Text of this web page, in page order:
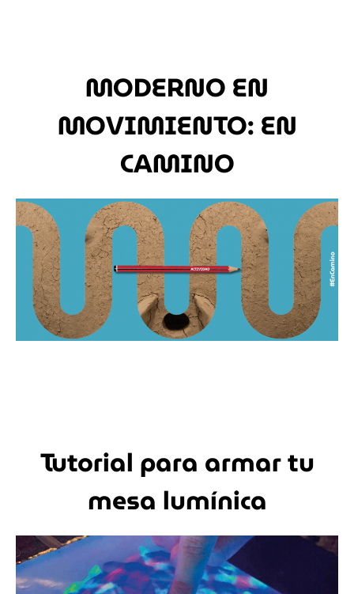
MODERNO EN
MOVIMIENTO: EN
CAMINO
Tutorial para armar tu
mesa lumínica